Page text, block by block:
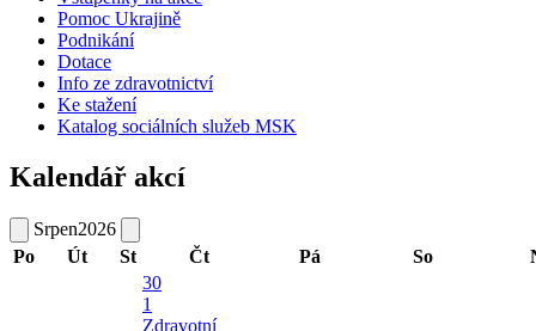
Pomoc Ukrajině
Podnikání
Dotace
Info ze zdravotnictví
Ke stažení
Katalog sociálních služeb MSK
Kalendář akcí
Srpen2026
Po
Út St Čt Pá So
30
1
Zdravotní